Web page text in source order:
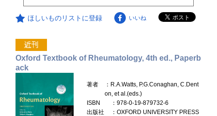
ほしいものリストに登録 いいね
Oxford Textbook of Rheumatology, 4th ed., Paperb
ack
著者
：R.A.Watts, P.G.Conaghan, C.Dent
on, et al.(eds.)
ISBN
：978-0-19-879732-6
出版社
：OXFORD UNIVERSITY PRESS